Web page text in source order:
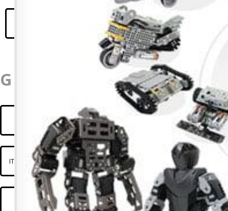
International Ranking of Robots by
Grade Etária
TJR Torneio Juvenil de Robótica
ITR International Tournament of Robots
International Ranking of Robots by
RoboLeague